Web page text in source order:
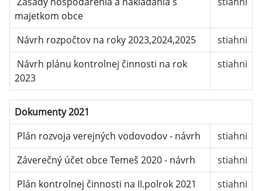
majetkom obce
Návrh rozpočtov na roky 2023,2024,2025
stiahni
Návrh plánu kontrolnej činnosti na rok
2023
stiahni
Dokumenty 2021
Plán rozvoja verejných vodovodov - návrh
stiahni
Záverečný účet obce Temeš 2020 - návrh
stiahni
Plán kontrolnej činnosti na II.polrok 2021
stiahni